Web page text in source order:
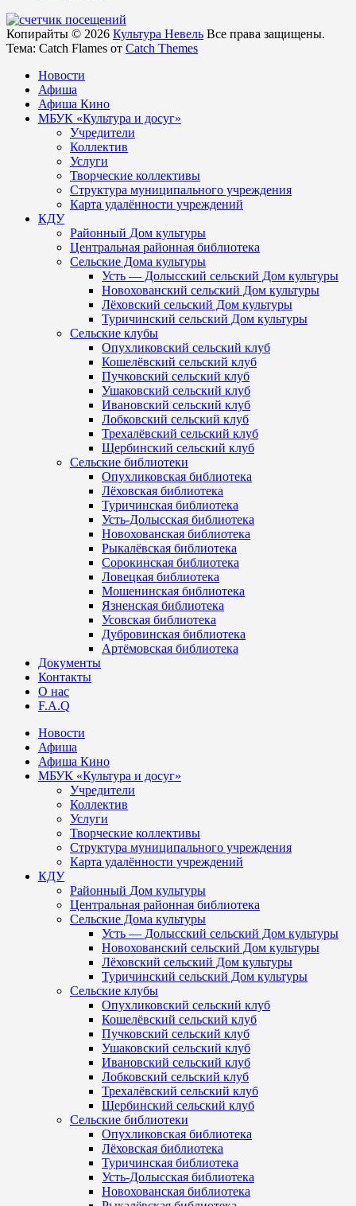
Копирайты © 2026 Культура Невель Все права защищены.
Тема: Catch Flames от Catch Themes
Новости
Афиша
Афиша Кино
МБУК «Культура и досуг»
Учредители
Коллектив
Услуги
Творческие коллективы
Структура муниципального учреждения
Карта удалённости учреждений
КДУ
Районный Дом культуры
Центральная районная библиотека
Сельские Дома культуры
Усть — Долысский сельский Дом культуры
Новохованский сельский Дом культуры
Лёховский сельский Дом культуры
Туричинский сельский Дом культуры
Сельские клубы
Опухликовский сельский клуб
Кошелёвский сельский клуб
Пучковский сельский клуб
Ушаковский сельский клуб
Ивановский сельский клуб
Лобковский сельский клуб
Трехалёвский сельский клуб
Щербинский сельский клуб
Сельские библиотеки
Опухликовская библиотека
Лёховская библиотека
Туричинская библиотека
Усть-Долысская библиотека
Новохованская библиотека
Рыкалёвская библиотека
Сорокинская библиотека
Ловецкая библиотека
Мошенинская библиотека
Язненская библиотека
Усовская библиотека
Дубровинская библиотека
Артёмовская библиотека
Документы
Контакты
О нас
F.A.Q
Новости
Афиша
Афиша Кино
МБУК «Культура и досуг»
Учредители
Коллектив
Услуги
Творческие коллективы
Структура муниципального учреждения
Карта удалённости учреждений
КДУ
Районный Дом культуры
Центральная районная библиотека
Сельские Дома культуры
Усть — Долысский сельский Дом культуры
Новохованский сельский Дом культуры
Лёховский сельский Дом культуры
Туричинский сельский Дом культуры
Сельские клубы
Опухликовский сельский клуб
Кошелёвский сельский клуб
Пучковский сельский клуб
Ушаковский сельский клуб
Ивановский сельский клуб
Лобковский сельский клуб
Трехалёвский сельский клуб
Щербинский сельский клуб
Сельские библиотеки
Опухликовская библиотека
Лёховская библиотека
Туричинская библиотека
Усть-Долысская библиотека
Новохованская библиотека